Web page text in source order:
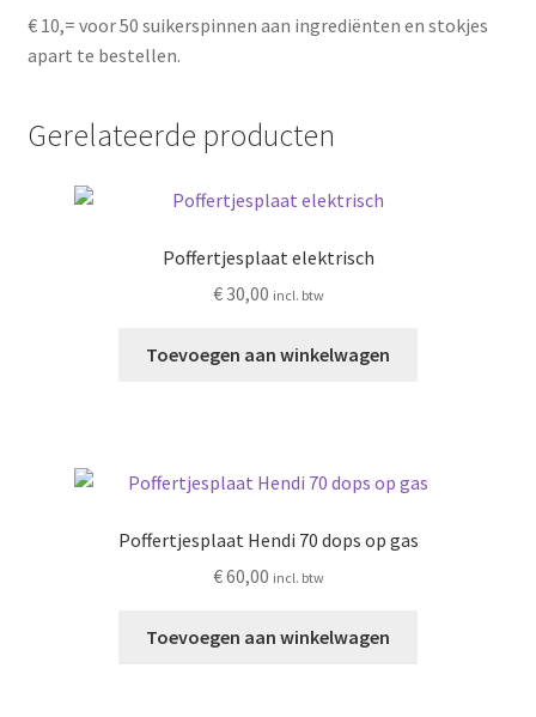
€ 10,= voor 50 suikerspinnen aan ingrediënten en stokjes
apart te bestellen.
Gerelateerde producten
Poffertjesplaat elektrisch
€30,00 incl. btw
Toevoegen aan winkelwagen
Poffertjesplaat Hendi 70 dops op gas
€60,00 incl. btw
Toevoegen aan winkelwagen